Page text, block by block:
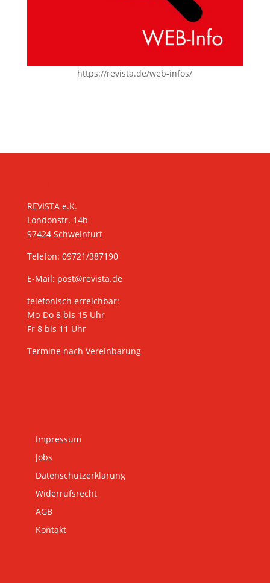
https://revista.de/web-infos/
REVISTA e.K.
Londonstr. 14b
97424 Schweinfurt
Telefon: 09721/387190
E-Mail: post@revista.de
telefonisch erreichbar:
Mo-Do 8 bis 15 Uhr
Fr 8 bis 11 Uhr
Termine nach Vereinbarung
Impressum
Jobs
Datenschutzerklärung
Widerrufsrecht
AGB
Kontakt